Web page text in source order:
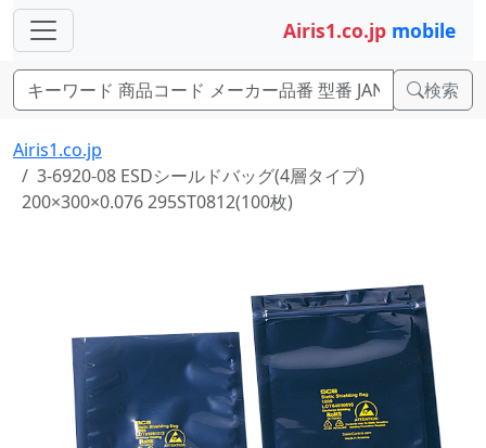
Airis1.co.jp mobile
検索
Airis1.co.jp
3-6920-08 ESDシールドバッグ(4層タイプ)
200×300×0.076 295ST0812(100枚)